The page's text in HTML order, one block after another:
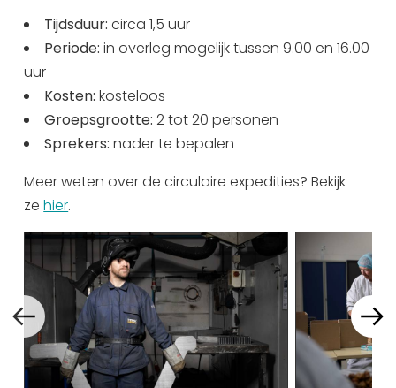
Tijdsduur: circa 1,5 uur
Periode: in overleg mogelijk tussen 9.00 en 16.00
uur
Kosten: kosteloos
Groepsgrootte: 2 tot 20 personen
Sprekers: nader te bepalen
Meer weten over de circulaire expedities? Bekijk
zehier.